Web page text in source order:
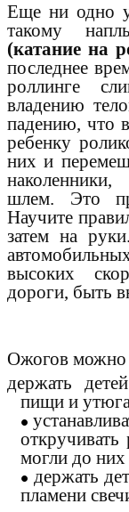
Еще ни одно
такому
(катание на
последнее
роллинге
владению
падению, что
ребенку
них и
шлем. Это
Научите
затем на
высоких
дороги, быть
Ожогов можно
держать
пищи и
могли до них
держать
пламени